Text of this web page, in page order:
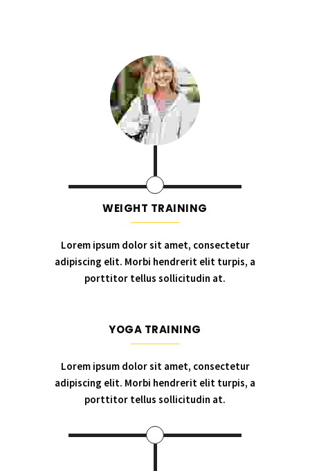
WEIGHT TRAINING
Lorem ipsum dolor sit amet, consectetur
adipiscing elit. Morbi hendrerit elit turpis, a
porttitor tellus sollicitudin at.
YOGA TRAINING
Lorem ipsum dolor sit amet, consectetur
adipiscing elit. Morbi hendrerit elit turpis, a
porttitor tellus sollicitudin at.